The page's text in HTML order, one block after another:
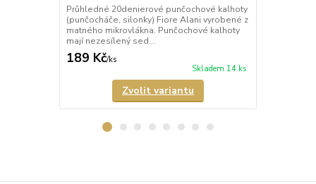
Průhledné 20denierové punčochové kalhoty
(punčocháče, silonky) Fiore Alani vyrobené z
matného mikrovlákna. Punčochové kalhoty
mají nezesílený sed...
189 Kč/ks
Skladem 14 ks
Zvolit variantu